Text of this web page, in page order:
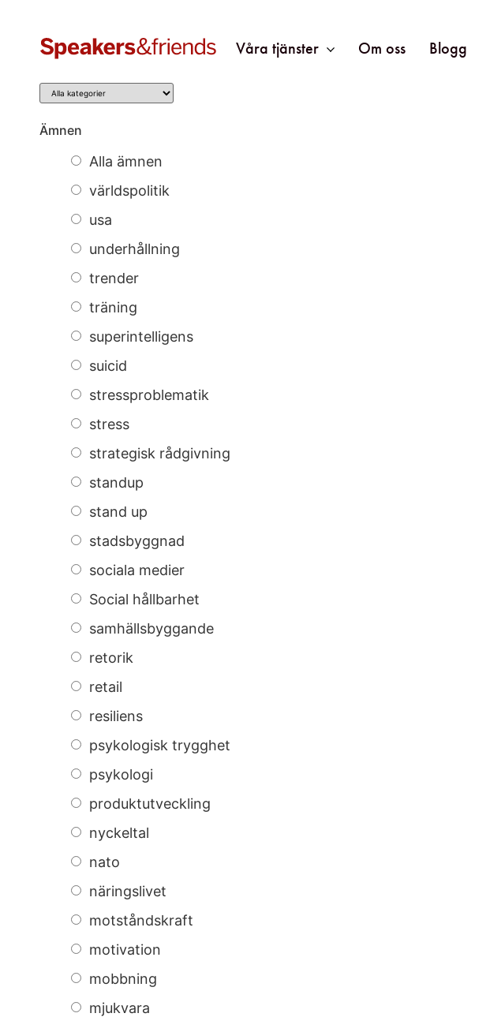
Våra tjänster Om oss Blogg
Ämnen
Alla ämnen
världspolitik
usa
underhållning
trender
träning
superintelligens
suicid
stressproblematik
stress
strategisk rådgivning
standup
stand up
stadsbyggnad
sociala medier
Social hållbarhet
samhällsbyggande
retorik
retail
resiliens
psykologisk trygghet
psykologi
produktutveckling
nyckeltal
nato
näringslivet
motståndskraft
motivation
mobbning
mjukvara